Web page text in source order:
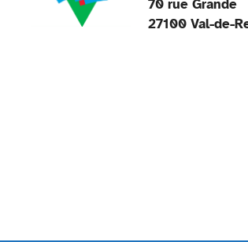
70 rue Grande
27100 Val-de-